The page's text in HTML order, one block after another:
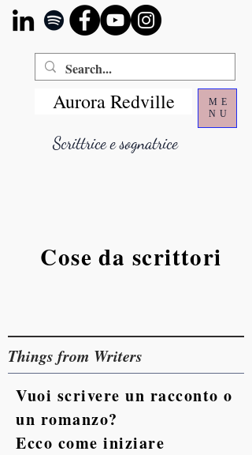
ME
NU
Scrittrice e sognatrice
Aurora Redville
Cose da scrittori
Things from Writers
Vuoi scrivere un racconto o
un romanzo?
Ecco come iniziare